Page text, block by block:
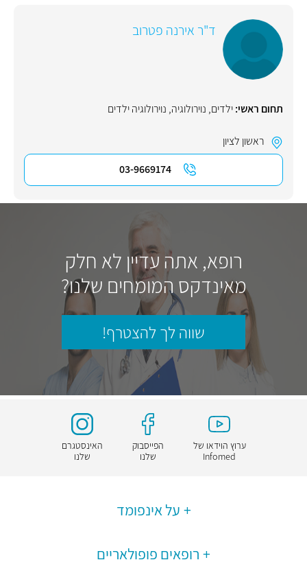
ד"ר אירנה פטרוב
תחום ראשי:ילדים, נוירולוגיה, נוירולוגיה ילדים
ראשון לציון
03-9669174
רופא, אתה עדיין לא חלק
מאינדקס המומחים שלנו?
שווה לך להצטרף!
ערוץ הוידאו של
Infomed
הפייסבוק
שלנו
האינסטגרם
שלנו
על אינפומד
רופאים פופולאריים